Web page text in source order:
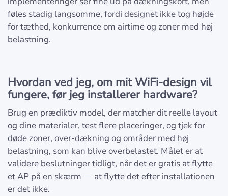
føles stadig langsomme, fordi designet ikke tog højde
for tæthed, konkurrence om airtime og zoner med høj
belastning.
Hvordan ved jeg, om mit WiFi-design vil
fungere, før jeg installerer hardware?
Brug en prædiktiv model, der matcher dit reelle layout
og dine materialer, test flere placeringer, og tjek for
døde zoner, over-dækning og områder med høj
belastning, som kan blive overbelastet. Målet er at
validere beslutninger tidligt, når det er gratis at flytte
et AP på en skærm — at flytte det efter installationen
er det ikke.